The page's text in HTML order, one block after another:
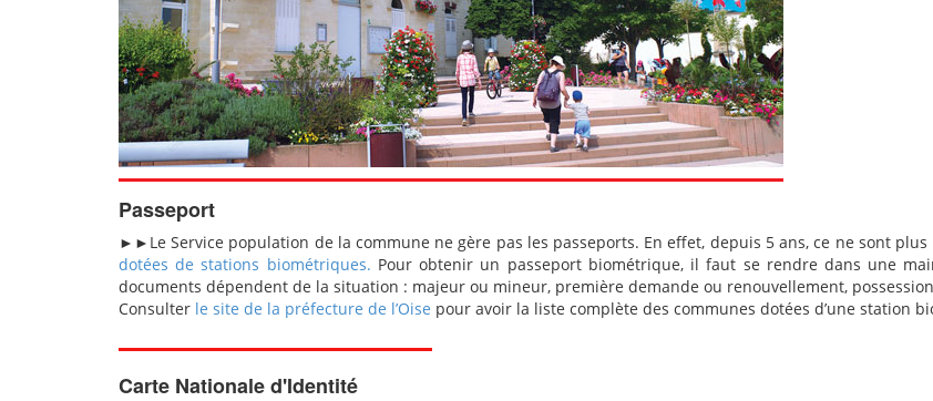
Passeport
►►Le Service population de la commune ne gère pas les passeports. En effet, depuis 5 ans, ce ne sont
dotées de stations biométriques. Pour obtenir un passeport biométrique, il faut se rendre dans une
documents dépendent de la situation : majeur ou mineur, première demande ou renouvellement,
Consulter le site de la préfecture de l’Oise pour avoir la liste complète des communes dotées d’une station
Carte Nationale d'Identité